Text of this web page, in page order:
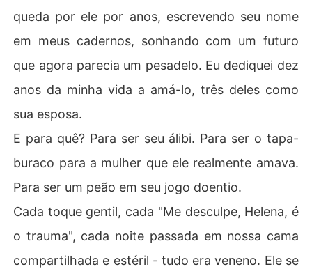
queda por ele por anos, escrevendo seu nome
em meus cadernos, sonhando com um futuro
que agora parecia um pesadelo. Eu dediquei dez
anos da minha vida a amá-lo, três deles como
sua esposa.
E para quê? Para ser seu álibi. Para ser o tapa-
buraco para a mulher que ele realmente amava.
Para ser um peão em seu jogo doentio.
Cada toque gentil, cada "Me desculpe, Helena, é
o trauma", cada noite passada em nossa cama
compartilhada e estéril - tudo era veneno. Ele se